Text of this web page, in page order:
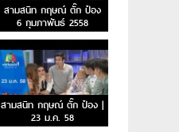
สามสนิท กฤษณ์ ตั๊ก ป๋อง
6 กุมภาพันธ์ 2558
สามสนิท กฤษณ์ ตั๊ก ป๋อง |
23 ม.ค. 58